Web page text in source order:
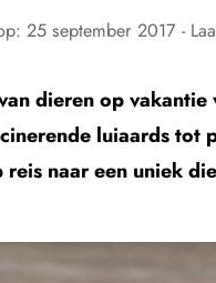
25 september 2017 -
dieren op
luiaards tot
naar een uniek